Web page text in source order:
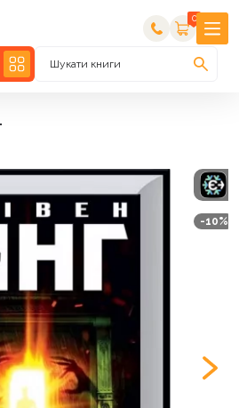
0
Шукати книги
-10%